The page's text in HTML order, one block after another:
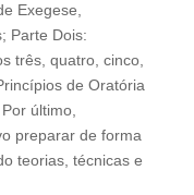
Exegese,
Parte Dois:
três, quatro, cinco,
de Oratória
último,
preparar de forma
teorias, técnicas e